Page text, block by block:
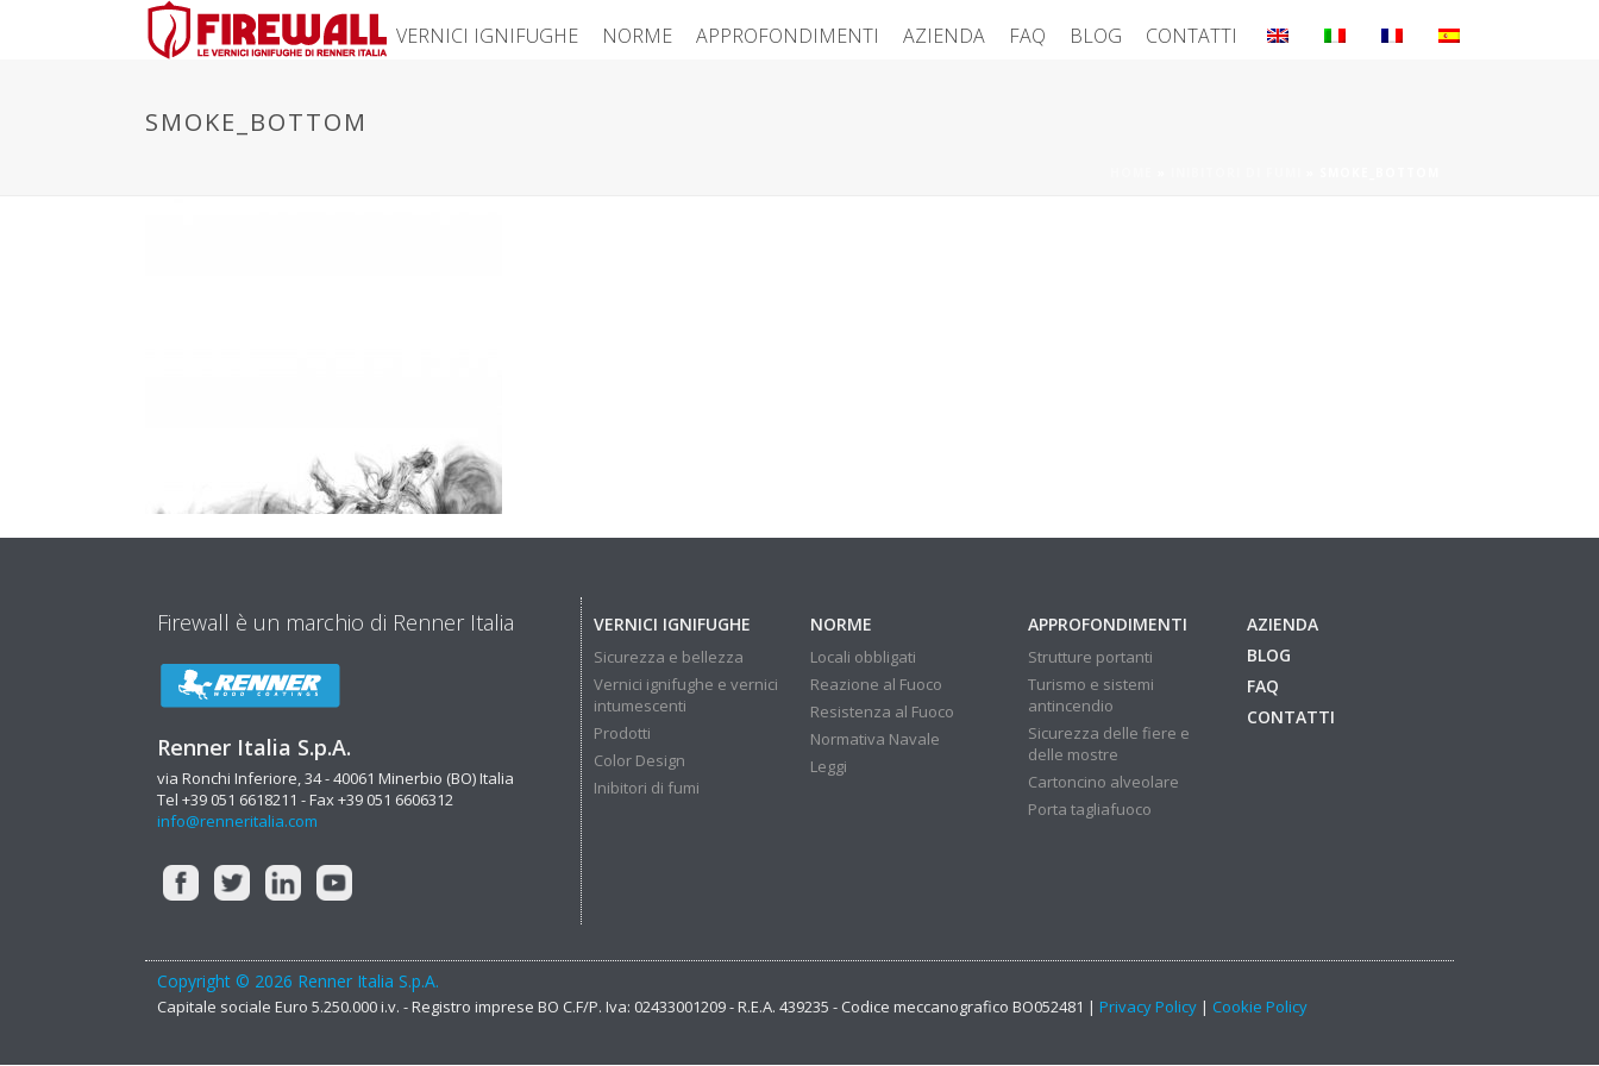
VERNICI IGNIFUGHE NORME APPROFONDIMENTI AZIENDA FAQ BLOG CONTATTI
SMOKE_BOTTOM
Firewall è un marchio di Renner Italia
Renner Italia S.p.A.
via Ronchi Inferiore, 34 - 40061 Minerbio (BO) Italia
Tel +39 051 6618211 - Fax +39 051 6606312
info@renneritalia.com
VERNICI IGNIFUGHE
Sicurezza e bellezza
Vernici ignifughe e vernici
intumescenti
Prodotti
Color Design
Inibitori di fumi
NORME
Locali obbligati
Reazione al Fuoco
Resistenza al Fuoco
Normativa Navale
Leggi
APPROFONDIMENTI
Strutture portanti
Turismo e sistemi
antincendio
Sicurezza delle fiere e
delle mostre
Cartoncino alveolare
Porta tagliafuoco
AZIENDA
BLOG
FAQ
CONTATTI
Copyright © 2026 Renner Italia S.p.A.
Capitale sociale Euro 5.250.000 i.v. - Registro imprese BO C.F/P. Iva: 02433001209 - R.E.A. 439235 - Codice meccanografico BO052481 | Privacy Policy | Cookie Policy